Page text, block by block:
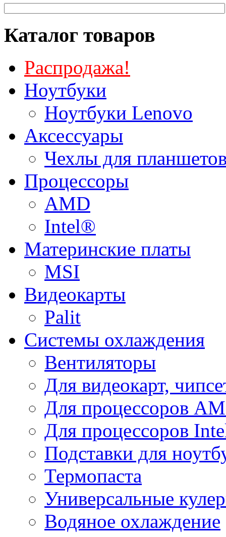
Каталог товаров
Распродажа!
Ноутбуки
Ноутбуки Lenovo
Аксессуары
Чехлы для
Процессоры
AMD
Intel®
Материнские платы
MSI
Видеокарты
Palit
Системы охлаждения
Вентиляторы
Для видеокарт,
Для процессоров
Для процессоров
Подставки для
Термопаста
Универсальные
Водяное охлаждение